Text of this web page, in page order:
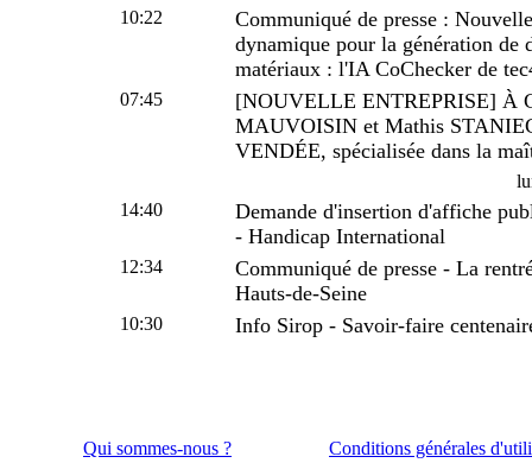
10:22
Communiqué de presse :
dynamique pour la génération de
matériaux : l'IA CoChecker de
07:45
[NOUVELLE ENTREPRISE] À
MAUVOISIN et Mathis
VENDÉE, spécialisée dans la
14:40
Demande d'insertion d'affiche
- Handicap International
12:34
Communiqué de presse - La
Hauts-de-Seine
10:30 Info Sirop - Savoir-faire
Qui sommes-nous ? Conditions générales